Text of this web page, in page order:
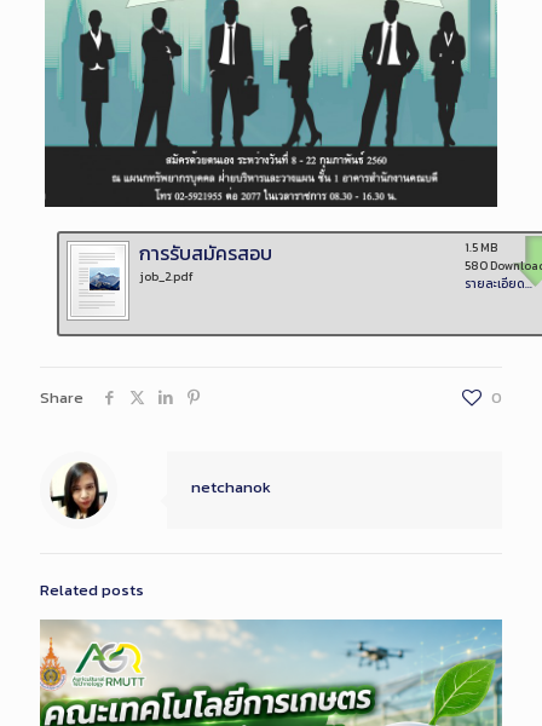
การรับสมัครสอบ
job_2.pdf
1.5 MB
580
รายละเอียด...
Share 0
netchanok
Related posts